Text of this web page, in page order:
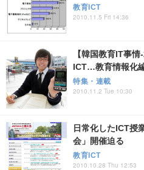
教育ICT
2010.11.5 Fri 14:36
【韓国教育IT事
ICT…教育情報化
特集・連載
2010.11.2 Tue 10:30
日常化したICT授
会」開催迫る
教育ICT
2010.10.28 Thu 12:53